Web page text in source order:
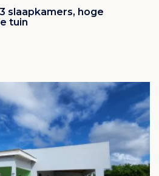
slaapkamers, hoge
tuin